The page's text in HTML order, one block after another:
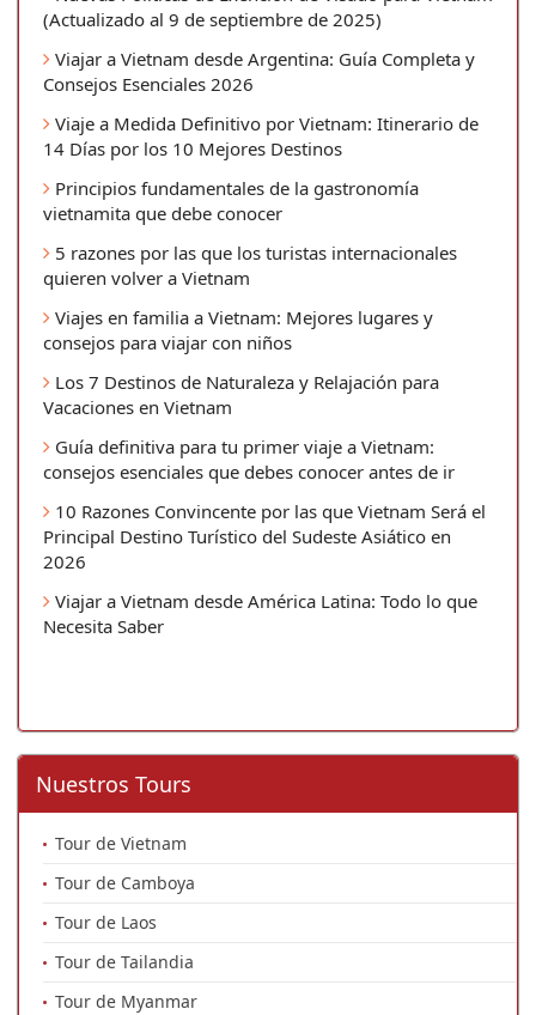
(Actualizado al 9 de septiembre de 2025)
Viajar a Vietnam desde Argentina: Guía Completa y
Consejos Esenciales 2026
Viaje a Medida Definitivo por Vietnam: Itinerario de
14 Días por los 10 Mejores Destinos
Principios fundamentales de la gastronomía
vietnamita que debe conocer
5 razones por las que los turistas internacionales
quieren volver a Vietnam
Viajes en familia a Vietnam: Mejores lugares y
consejos para viajar con niños
Los 7 Destinos de Naturaleza y Relajación para
Vacaciones en Vietnam
Guía definitiva para tu primer viaje a Vietnam:
consejos esenciales que debes conocer antes de ir
10 Razones Convincente por las que Vietnam Será el
Principal Destino Turístico del Sudeste Asiático en
2026
Viajar a Vietnam desde América Latina: Todo lo que
Necesita Saber
Nuestros Tours
Tour de Vietnam
Tour de Camboya
Tour de Laos
Tour de Tailandia
Tour de Myanmar